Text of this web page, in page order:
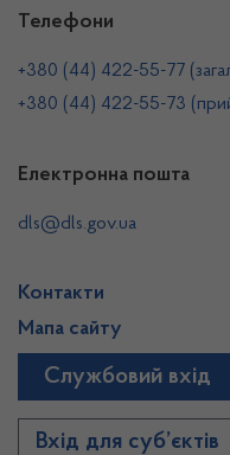
Телефони
+380 (44) 422-55-77
+380 (44) 422-55-73
Електронна пошта
dls@dls.gov.ua
Контакти
Мапа сайту
Службовий вхід
Вхід для суб’єктів